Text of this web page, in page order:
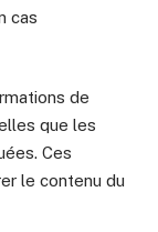
cas
de
que les
Ces
le contenu du